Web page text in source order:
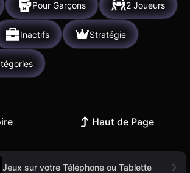
Pour Garçons 2 Joueurs
Inactifs Stratégie
Haut de Page
Jeux sur votre Téléphone ou Tablette